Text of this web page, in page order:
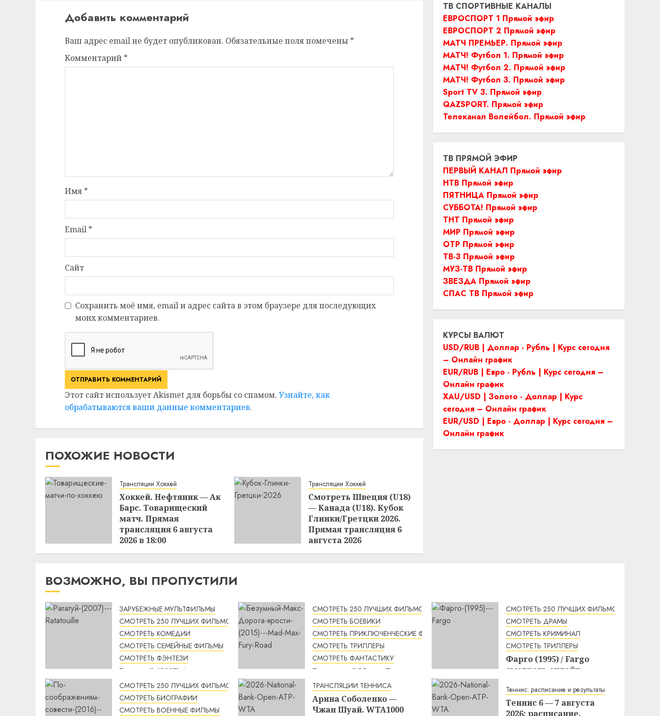
Добавить комментарий
Ваш адрес email не будет опубликован. Обязательные поля помечены *
Комментарий *
Имя *
Email *
Сайт
Сохранить моё имя, email и адрес сайта в этом браузере для последующих
моих комментариев.
Этот сайт использует Akismet для борьбы со спамом. Узнайте, как
обрабатываются ваши данные комментариев.
ПОХОЖИЕ НОВОСТИ
Трансляции Хоккей
Хоккей. Нефтяник — Ак
Барс. Товарищеский
матч. Прямая
трансляция 6 августа
2026 в 18:00
12:14 06.08.2026
Трансляции Хоккей
Смотреть Швеция (U18)
— Канада (U18). Кубок
Глинки/Гретцки 2026.
Прямая трансляция 6
августа 2026
21:05 05.08.2026
ТВ СПОРТИВНЫЕ КАНАЛЫ
ЕВРОСПОРТ 1 Прямой эфир
ЕВРОСПОРТ 2 Прямой эфир
МАТЧ ПРЕМЬЕР. Прямой эфир
МАТЧ! Футбол 1. Прямой эфир
МАТЧ! Футбол 2. Прямой эфир
МАТЧ! Футбол 3. Прямой эфир
Sport TV 3. Прямой эфир
QAZSPORT. Прямой эфир
Телеканал Волейбол. Прямой эфир
ТВ ПРЯМОЙ ЭФИР
ПЕРВЫЙ КАНАЛ Прямой эфир
НТВ Прямой эфир
ПЯТНИЦА Прямой эфир
СУББОТА! Прямой эфир
ТНТ Прямой эфир
МИР Прямой эфир
ОТР Прямой эфир
ТВ-3 Прямой эфир
МУЗ-ТВ Прямой эфир
ЗВЕЗДА Прямой эфир
СПАС ТВ Прямой эфир
КУРСЫ ВАЛЮТ
USD/RUB | Доллар - Рубль | Курс сегодня
– Онлайн график
EUR/RUB | Евро - Рубль | Курс сегодня –
Онлайн график
XAU/USD | Золото - Доллар | Курс
сегодня – Онлайн график
EUR/USD | Евро - Доллар | Курс сегодня –
Онлайн график
ВОЗМОЖНО, ВЫ ПРОПУСТИЛИ
ЗАРУБЕЖНЫЕ МУЛЬТФИЛЬМЫ
СМОТРЕТЬ 250 ЛУЧШИХ ФИЛЬМОВ
СМОТРЕТЬ КОМЕДИИ
СМОТРЕТЬ СЕМЕЙНЫЕ ФИЛЬМЫ
СМОТРЕТЬ ФЭНТЕЗИ
Рататуй (2007) /
Ratatouille смотреть
онлайн
2:32 07.08.2026
СМОТРЕТЬ 250 ЛУЧШИХ ФИЛЬМОВ
СМОТРЕТЬ БОЕВИКИ
СМОТРЕТЬ ПРИКЛЮЧЕНЧЕСКИЕ ФИЛЬМЫ
СМОТРЕТЬ ТРИЛЛЕРЫ
СМОТРЕТЬ ФАНТАСТИКУ
Безумный Макс: Дорога
ярости (2015) / Mad Max:
Fury Road смотреть
онлайн
СМОТРЕТЬ 250 ЛУЧШИХ ФИЛЬМОВ
СМОТРЕТЬ ДРАМЫ
СМОТРЕТЬ КРИМИНАЛ
СМОТРЕТЬ ТРИЛЛЕРЫ
Фарго (1995) / Fargo
смотреть онлайн
СМОТРЕТЬ 250 ЛУЧШИХ ФИЛЬМОВ
СМОТРЕТЬ БИОГРАФИИ
СМОТРЕТЬ ВОЕННЫЕ ФИЛЬМЫ
ТРАНСЛЯЦИИ ТЕННИСА
Арина Соболенко —
Чжан Шуай. WTA1000
Теннис: расписание и результаты
Теннис 6 — 7 августа
2026: расписание,